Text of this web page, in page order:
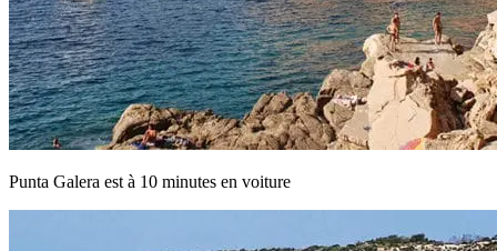
Punta Galera est à 10 minutes en voiture